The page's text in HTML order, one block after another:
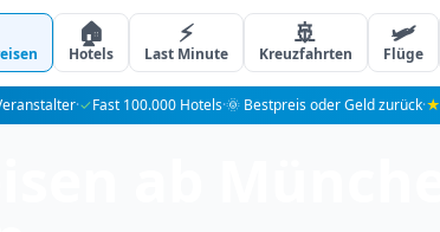
🏠
Hotels
⚡
Last Minute
🚢
Kreuzfahrten
🛩️
Flüge
·✓Fast 100.000 Hotels·🌞 Bestpreis oder Geld zurück·★